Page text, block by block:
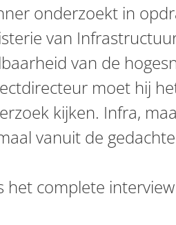
onderzoekt in
van
van de
moet hij
kijken. Infra,
vanuit de
het complete